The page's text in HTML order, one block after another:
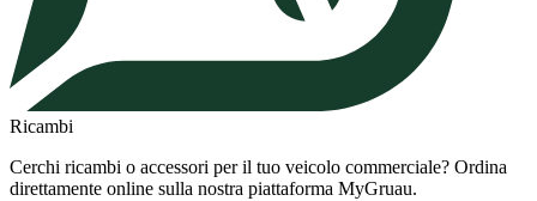
Ricambi
Cerchi ricambi o accessori per il tuo veicolo commerciale? Ordina
direttamente online sulla nostra piattaforma MyGruau.